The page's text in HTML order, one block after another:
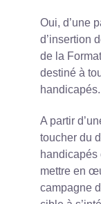
Oui, d’une
d’insertion
de la
destiné à
handicapés.
A partir
toucher du
handicapés
mettre en
campagne